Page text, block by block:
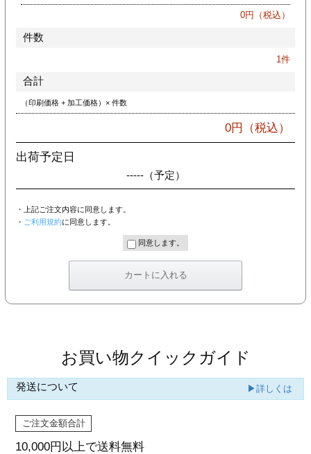
0円（税込）
件数
1件
合計
（印刷価格 + 加工価格）× 件数
0円（税込）
出荷予定日
-----（予定）
・上記ご注文内容に同意します。
・ ご利用規約に同意します。
同意します。
お買い物クイックガイド
発送について ▶詳しくは
ご注文金額合計
10,000円以上で送料無料